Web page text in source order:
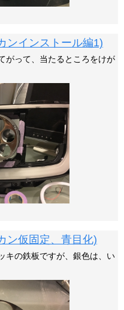
ンインストール編1)
がって、当たるところをけが
ン仮固定、青目化)
キの鉄板ですが、銀色は、い